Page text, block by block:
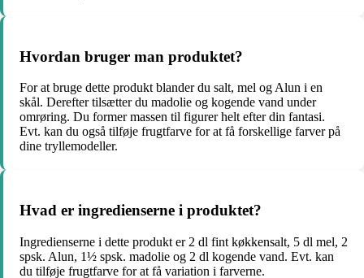
Hvordan bruger man produktet?
For at bruge dette produkt blander du salt, mel og Alun i en
skål. Derefter tilsætter du madolie og kogende vand under
omrøring. Du former massen til figurer helt efter din fantasi.
Evt. kan du også tilføje frugtfarve for at få forskellige farver på
dine tryllemodeller.
Hvad er ingredienserne i produktet?
Ingredienserne i dette produkt er 2 dl fint køkkensalt, 5 dl mel, 2
spsk. Alun, 1½ spsk. madolie og 2 dl kogende vand. Evt. kan
du tilføje frugtfarve for at få variation i farverne.